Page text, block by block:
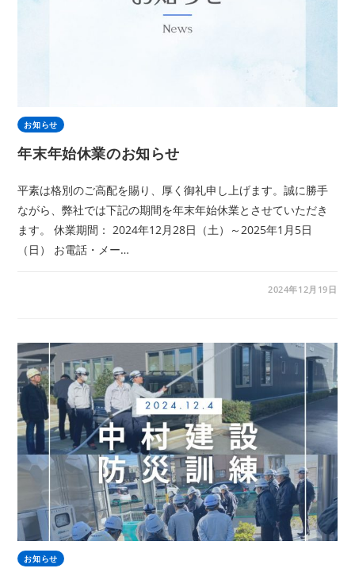
お知らせ
年末年始休業のお知らせ
平素は格別のご高配を賜り、厚く御礼申し上げます。誠に勝手
ながら、弊社では下記の期間を年末年始休業とさせていただき
ます。 休業期間： 2024年12月28日（土）～2025年1月5日
（日） お電話・メー…
2024年12月19日
お知らせ